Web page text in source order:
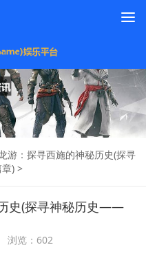
游：探寻西施的神秘历史(探寻
) >
史(探寻神秘历史——
浏览：602